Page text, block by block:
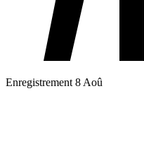
Enregistrement 8 Aoû